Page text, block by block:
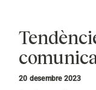
20 desembre 2023